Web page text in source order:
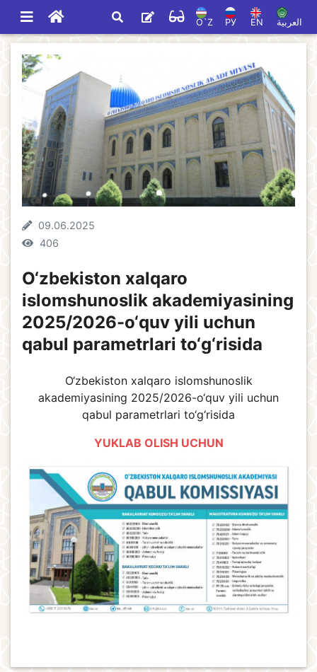
O`Z РУ EN العربية
09.06.2025
406
O‘zbekiston xalqaro
islomshunoslik akademiyasining
2025/2026-o‘quv yili uchun
qabul parametrlari to‘g‘risida
O‘zbekiston xalqaro islomshunoslik
akademiyasining 2025/2026-o‘quv yili uchun
qabul parametrlari to‘g‘risida
YUKLAB OLISH UCHUN